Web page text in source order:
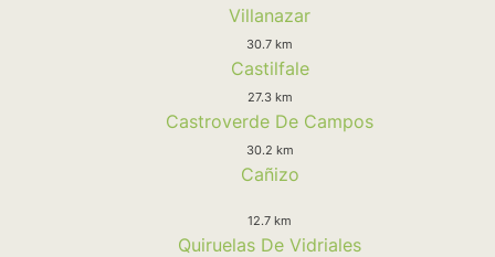
Villanazar
30.7 km
Castilfale
27.3 km
Castroverde De Campos
30.2 km
Cañizo
12.7 km
Quiruelas De Vidriales